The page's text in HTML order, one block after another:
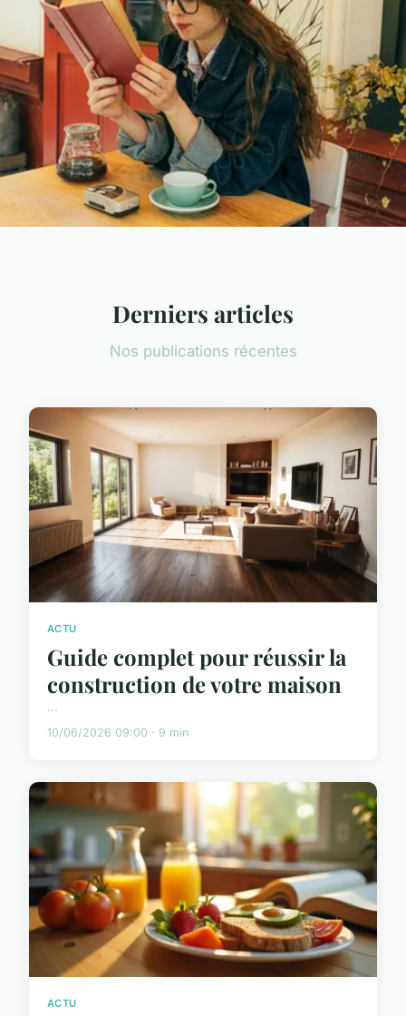
Derniers articles
Nos publications récentes
ACTU
Guide complet pour réussir la
construction de votre maison
...
10/06/2026 09:00 · 9 min
ACTU